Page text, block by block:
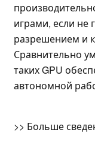
играми, если не
разрешением и
Сравнительно
таких GPU
автономной
>> Больше